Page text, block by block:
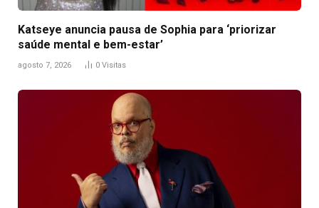
Katseye anuncia pausa de Sophia para ‘priorizar
saúde mental e bem-estar’
agosto 7, 2026 0 Visitas